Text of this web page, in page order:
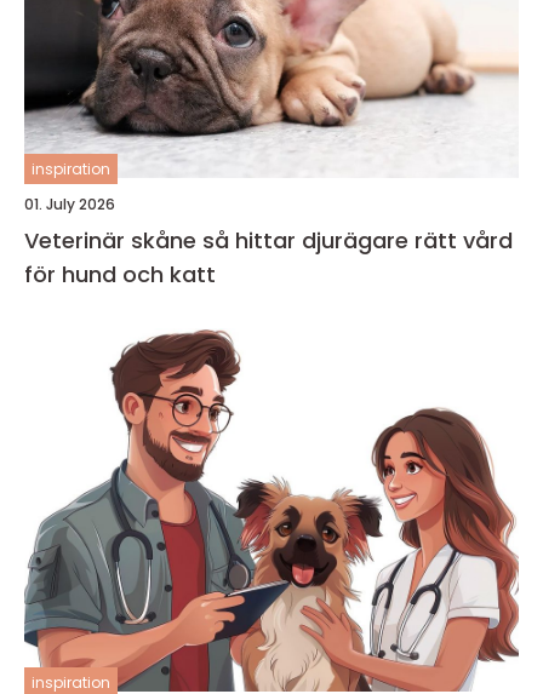
inspiration
01. July 2026
Veterinär skåne så hittar djurägare rätt vård
för hund och katt
inspiration